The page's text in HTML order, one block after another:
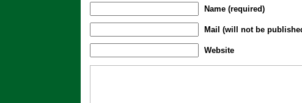
Name (required)
Mail (will not be
Website